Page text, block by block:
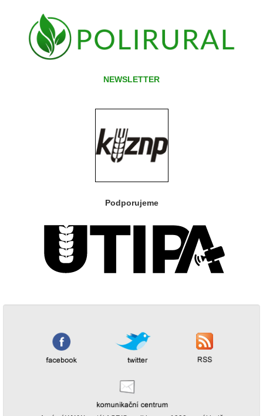
NEWSLETTER
Podporujeme